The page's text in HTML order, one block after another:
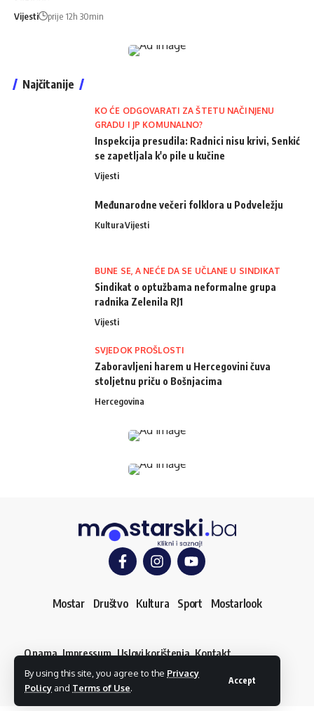
By using this site, you agree to the Privacy
Policy and Terms of Use.
Accept
Vijesti prije 12h 30min
Najčitanije
KO ĆE ODGOVARATI ZA ŠTETU NAČINJENU
GRADU I JP KOMUNALNO?
Inspekcija presudila: Radnici nisu krivi, Senkić
se zapetljala k'o pile u kučine
Vijesti
Međunarodne večeri folklora u Podveležju
KulturaVijesti
BUNE SE, A NEĆE DA SE UČLANE U SINDIKAT
Sindikat o optužbama neformalne grupa
radnika Zelenila RJ1
Vijesti
SVJEDOK PROŠLOSTI
Zaboravljeni harem u Hercegovini čuva
stoljetnu priču o Bošnjacima
Hercegovina
Mostar Društvo Kultura Sport Mostarlook
O nama Impressum Uslovi korištenja Kontakt
Dojavi vijest
© mostarski.ba. Sva prava pridržana